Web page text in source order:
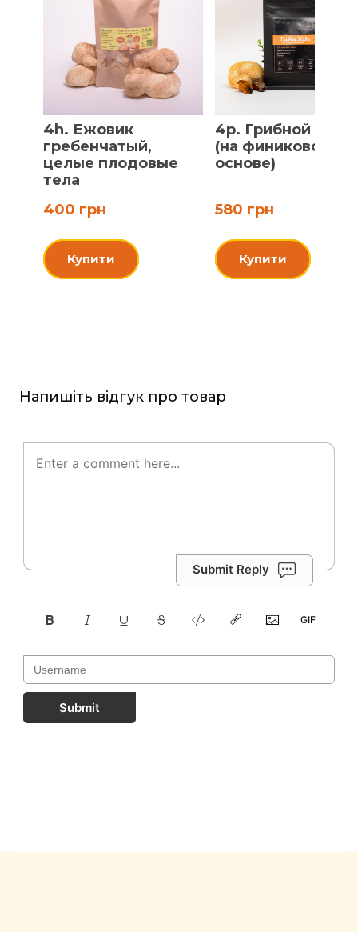
4h. Ежовик
гребенчатый,
целые плодовые
тела
400 грн
Купити
4p. Грибной кофе
(на финиковой
основе)
580 грн
Купити
Напишіть відгук про товар
Submit Reply
Submit